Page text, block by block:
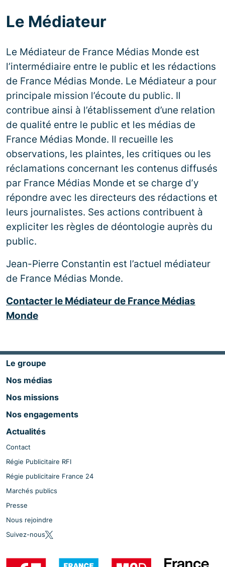
Le Médiateur
Le Médiateur de France Médias Monde est
l’intermédiaire entre le public et les rédactions
de France Médias Monde. Le Médiateur a pour
principale mission l’écoute du public. Il
contribue ainsi à l’établissement d’une relation
de qualité entre le public et les médias de
France Médias Monde. Il recueille les
observations, les plaintes, les critiques ou les
réclamations concernant les contenus diffusés
par France Médias Monde et se charge d’y
répondre avec les directeurs des rédactions et
leurs journalistes. Ses actions contribuent à
expliciter les règles de déontologie auprès du
public.
Jean-Pierre Constantin est l’actuel médiateur
de France Médias Monde.
Contacter le Médiateur de France Médias
Monde
Le groupe
Nos médias
Nos missions
Nos engagements
Actualités
Contact
Régie Publicitaire RFI
Régie publicitaire France 24
Marchés publics
Presse
Nous rejoindre
Suivez-nous